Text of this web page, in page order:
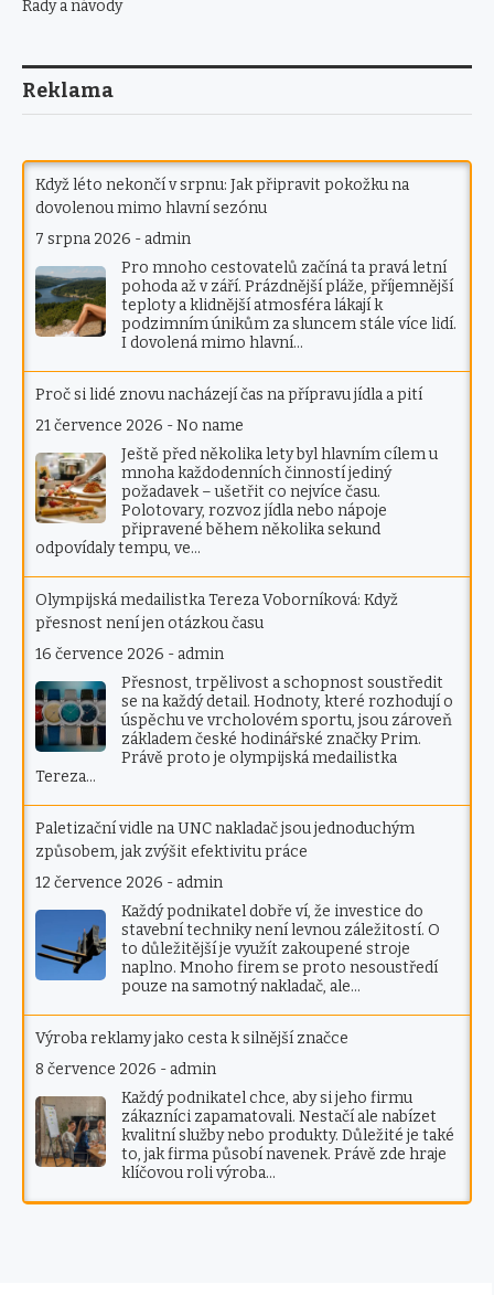
Když léto nekončí v srpnu: Jak připravit pokožku na
dovolenou mimo hlavní sezónu
7 srpna 2026 - admin
Pro mnoho cestovatelů začíná ta pravá letní
pohoda až v září. Prázdnější pláže, příjemnější
teploty a klidnější atmosféra lákají k
podzimním únikům za sluncem stále více lidí.
I dovolená mimo hlavní…
Proč si lidé znovu nacházejí čas na přípravu jídla a pití
21 července 2026 -No name
Ještě před několika lety byl hlavním cílem u
mnoha každodenních činností jediný
požadavek – ušetřit co nejvíce času.
Polotovary, rozvoz jídla nebo nápoje
připravené během několika sekund
odpovídaly tempu, ve…
Olympijská medailistka Tereza Voborníková: Když
přesnost není jen otázkou času
16 července 2026 - admin
Přesnost, trpělivost a schopnost soustředit
se na každý detail. Hodnoty, které rozhodují o
úspěchu ve vrcholovém sportu, jsou zároveň
základem české hodinářské značky Prim.
Právě proto je olympijská medailistka
Tereza…
Paletizační vidle na UNC nakladač jsou jednoduchým
způsobem, jak zvýšit efektivitu práce
12 července 2026 - admin
Každý podnikatel dobře ví, že investice do
stavební techniky není levnou záležitostí. O
to důležitější je využít zakoupené stroje
naplno. Mnoho firem se proto nesoustředí
pouze na samotný nakladač, ale…
Výroba reklamy jako cesta k silnější značce
8 července 2026 - admin
Každý podnikatel chce, aby si jeho firmu
zákazníci zapamatovali. Nestačí ale nabízet
kvalitní služby nebo produkty. Důležité je také
to, jak firma působí navenek. Právě zde hraje
klíčovou roli výroba…
Rady a návody
Reklama